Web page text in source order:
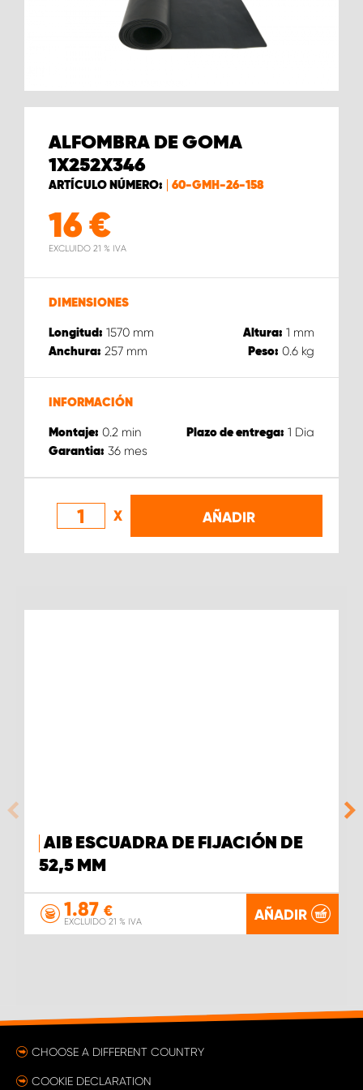
ALFOMBRA DE GOMA
1X252X346
ARTÍCULO NÚMERO: 60-GMH-26-158
16 €
EXCLUIDO 21 % IVA
DIMENSIONES
Longitud: 1570 mm Altura: 1 mm
Anchura: 257 mm Peso: 0.6 kg
INFORMACIÓN
Montaje: 0.2 min Plazo de entrega: 1 Dia
Garantia: 36 mes
X AÑADIR
AIB ESCUADRA DE FIJACIÓN DE
52,5 MM
1.87 €
EXCLUIDO 21 % IVA AÑADIR
CHOOSE A DIFFERENT COUNTRY
COOKIE DECLARATION